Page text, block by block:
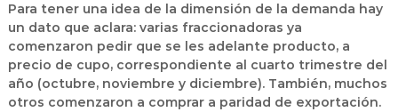
Para tener una idea de la dimensión de la demanda hay
un dato que aclara: varias fraccionadoras ya
comenzaron pedir que se les adelante producto, a
precio de cupo, correspondiente al cuarto trimestre del
año (octubre, noviembre y diciembre). También, muchos
otros comenzaron a comprar a paridad de exportación.